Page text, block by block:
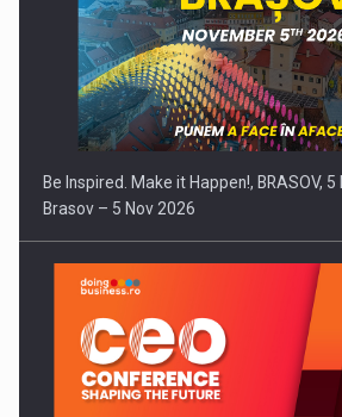
Be Inspired. Make it Happen!, BRASOV,
Brasov – 5 Nov 2026